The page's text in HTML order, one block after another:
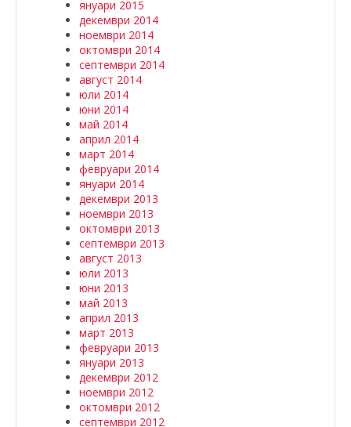
януари 2015
декември 2014
ноември 2014
октомври 2014
септември 2014
август 2014
юли 2014
юни 2014
май 2014
април 2014
март 2014
февруари 2014
януари 2014
декември 2013
ноември 2013
октомври 2013
септември 2013
август 2013
юли 2013
юни 2013
май 2013
април 2013
март 2013
февруари 2013
януари 2013
декември 2012
ноември 2012
октомври 2012
септември 2012